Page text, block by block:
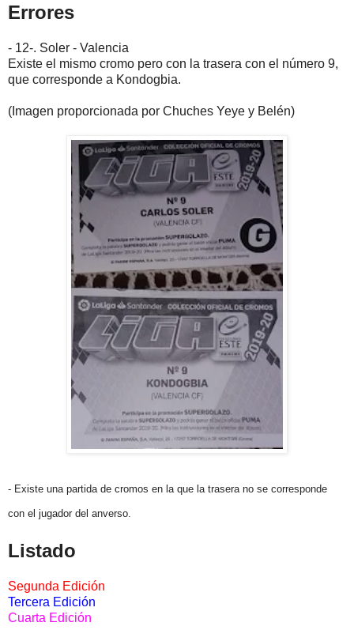
Errores
- 12-. Soler - Valencia
Existe el mismo cromo pero con la trasera con el número 9,
que corresponde a Kondogbia.
(Imagen proporcionada por Chuches Yeye y Belén)
- Existe una partida de cromos en la que la trasera no se corresponde
con el jugador del anverso.
Listado
Segunda Edición
Tercera Edición
Cuarta Edición